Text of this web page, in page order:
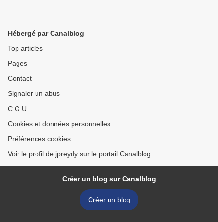
Hébergé par Canalblog
Top articles
Pages
Contact
Signaler un abus
C.G.U.
Cookies et données personnelles
Préférences cookies
Voir le profil de jpreydy sur le portail Canalblog
Créer un blog sur Canalblog
Créer un blog